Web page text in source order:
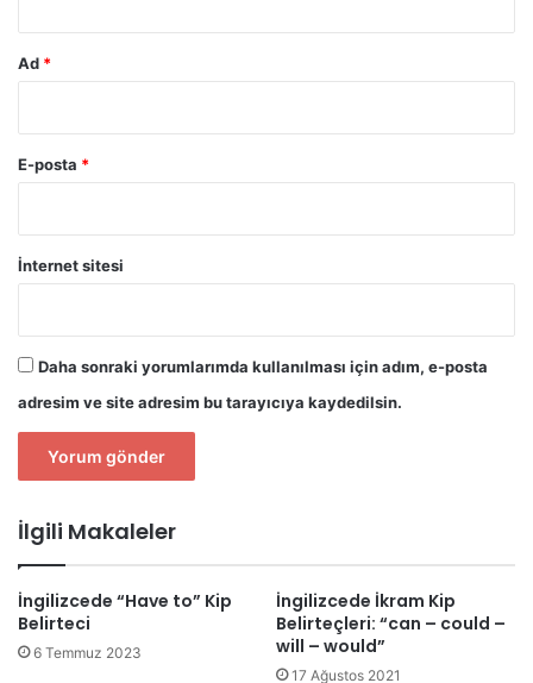
Ad *
E-posta *
İnternet sitesi
Daha sonraki yorumlarımda kullanılması için adım, e-posta
adresim ve site adresim bu tarayıcıya kaydedilsin.
İlgili Makaleler
İngilizcede “Have to” Kip
Belirteci
6 Temmuz 2023
İngilizcede İkram Kip
Belirteçleri: “can – could –
will – would”
17 Ağustos 2021